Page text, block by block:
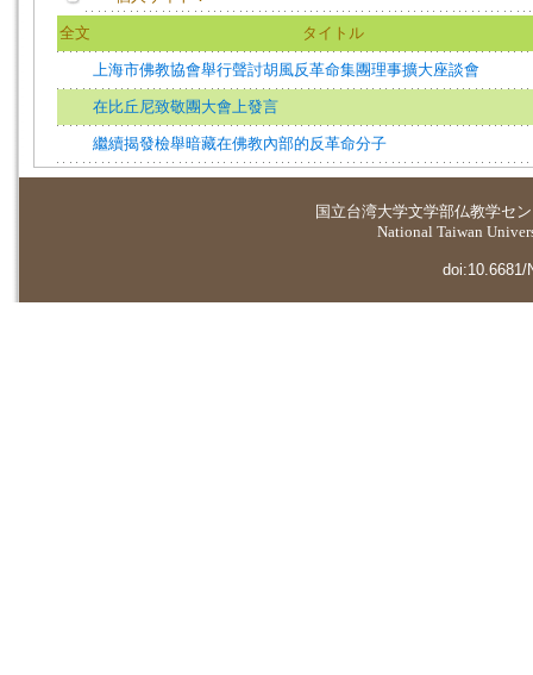
全文 タイトル
上海市佛教協會舉行聲討胡風反革命集團理事擴大座談會
在比丘尼致敬團大會上發言
繼續揭發檢舉暗藏在佛教內部的反革命分子
国立台湾大学文学部仏教学セ
National Taiwan
doi:10.6681/